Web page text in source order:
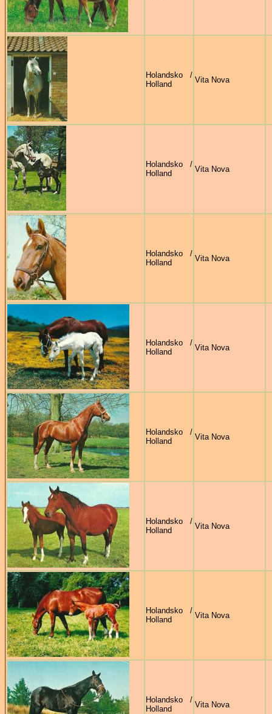
Holandsko /
Holland
Vita Nova
Holandsko /
Holland
Vita Nova
Holandsko /
Holland
Vita Nova
Holandsko /
Holland
Vita Nova
Holandsko /
Holland
Vita Nova
Holandsko /
Holland
Vita Nova
Holandsko /
Holland
Vita Nova
Holandsko /
Holland
Vita Nova